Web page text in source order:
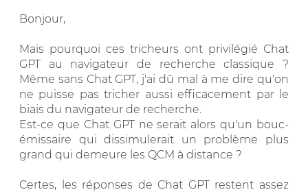
Bonjour,
Mais pourquoi ces tricheurs ont privilégié Chat
GPT au navigateur de recherche classique ?
Même sans Chat GPT, j'ai dû mal à me dire qu'on
ne puisse pas tricher aussi efficacement par le
biais du navigateur de recherche.
Est-ce que Chat GPT ne serait alors qu'un bouc-
émissaire qui dissimulerait un problème plus
grand qui demeure les QCM à distance ?
Certes, les réponses de Chat GPT restent assez